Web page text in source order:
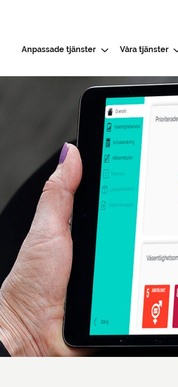
Anpassade tjänster Våra tjänster